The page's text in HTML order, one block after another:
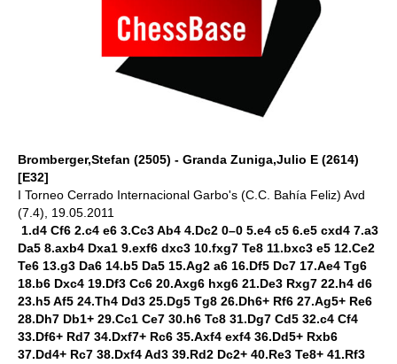
Bromberger,Stefan (2505) - Granda Zuniga,Julio E (2614)
[E32]
I Torneo Cerrado Internacional Garbo's (C.C. Bahía Feliz) Avd
(7.4), 19.05.2011
1.d4 Cf6 2.c4 e6 3.Cc3 Ab4 4.Dc2 0–0 5.e4 c5 6.e5 cxd4 7.a3
Da5 8.axb4 Dxa1 9.exf6 dxc3 10.fxg7 Te8 11.bxc3 e5 12.Ce2
Te6 13.g3 Da6 14.b5 Da5 15.Ag2 a6 16.Df5 Dc7 17.Ae4 Tg6
18.b6 Dxc4 19.Df3 Cc6 20.Axg6 hxg6 21.De3 Rxg7 22.h4 d6
23.h5 Af5 24.Th4 Dd3 25.Dg5 Tg8 26.Dh6+ Rf6 27.Ag5+ Re6
28.Dh7 Db1+ 29.Cc1 Ce7 30.h6 Tc8 31.Dg7 Cd5 32.c4 Cf4
33.Df6+ Rd7 34.Dxf7+ Rc6 35.Axf4 exf4 36.Dd5+ Rxb6
37.Dd4+ Rc7 38.Dxf4 Ad3 39.Rd2 Dc2+ 40.Re3 Te8+ 41.Rf3